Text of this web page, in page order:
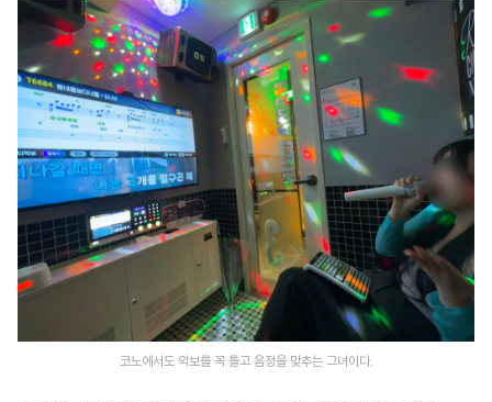
코노에서도 악보를 꼭 틀고 음정을 맞추는 그녀이다.